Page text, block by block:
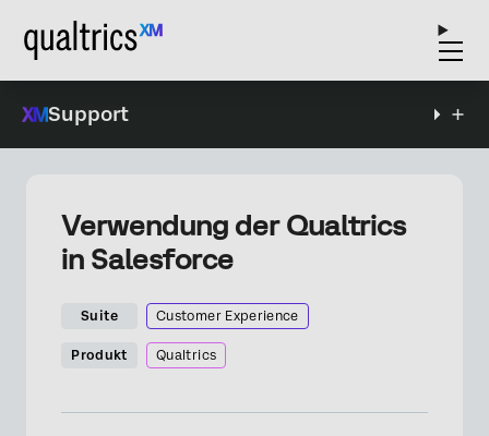
Support
Verwendung der Qualtrics
in Salesforce
Suite Customer Experience
Produkt Qualtrics